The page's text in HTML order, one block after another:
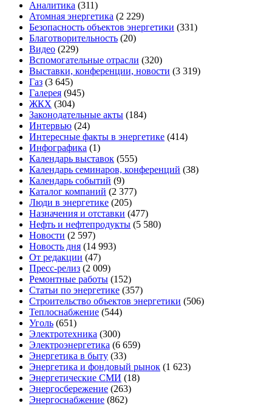
Аналитика (311)
Атомная энергетика (2 229)
Безопасность объектов энергетики (331)
Благотворительность (20)
Видео (229)
Вспомогательные отрасли (320)
Выставки, конференции, новости (3 319)
Газ (3 645)
Галерея (945)
ЖКХ (304)
Законодательные акты (184)
Интервью (24)
Интересные факты в энергетике (414)
Инфографика (1)
Календарь выставок (555)
Календарь семинаров, конференций (38)
Календарь событий (9)
Каталог компаний (2 377)
Люди в энергетике (205)
Назначения и отставки (477)
Нефть и нефтепродукты (5 580)
Новости (2 597)
Новость дня (14 993)
От редакции (47)
Пресс-релиз (2 009)
Ремонтные работы (152)
Статьи по энергетике (357)
Строительство объектов энергетики (506)
Теплоснабжение (544)
Уголь (651)
Электротехника (300)
Электроэнергетика (6 659)
Энергетика в быту (33)
Энергетика и фондовый рынок (1 623)
Энергетические СМИ (18)
Энергосбережение (263)
Энергоснабжение (862)